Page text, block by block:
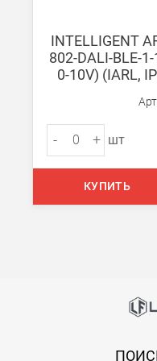
Доставка:
Вы можете
В Москве (внутри
При заказе от 7000
При заказе менее
INTELLIGENT
802-DALI-BLE-
0-10V) (IARL,
- + шт
КУПИТЬ